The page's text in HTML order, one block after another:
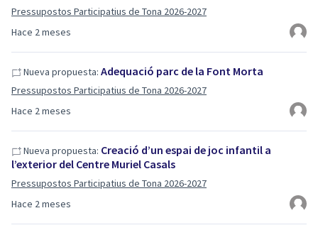
Hace 2 meses
Pressupostos Participatius de Tona 2026-2027
Hace 2 meses
Nueva propuesta: Adequació parc de la Font Morta
Pressupostos Participatius de Tona 2026-2027
Hace 2 meses
Nueva propuesta: Creació d’un espai de joc infantil a
l’exterior del Centre Muriel Casals
Pressupostos Participatius de Tona 2026-2027